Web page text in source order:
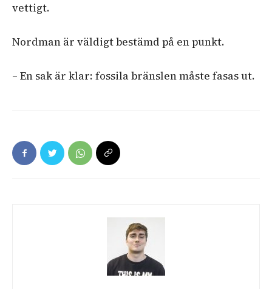
vettigt.
Nordman är väldigt bestämd på en punkt.
– En sak är klar: fossila bränslen måste fasas ut.